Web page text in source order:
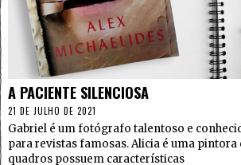
A PACIENTE SILENCIOSA
21 DE JULHO DE 2021
Gabriel é um fotógrafo talentoso e
para revistas famosas. Alicia é uma pintora
quadros possuem características